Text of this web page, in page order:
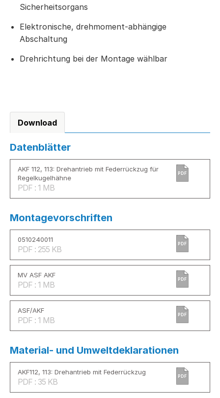
Sicherheitsorgans
Elektronische, drehmoment-abhängige
Abschaltung
Drehrichtung bei der Montage wählbar
Download
Datenblätter
AKF 112, 113: Drehantrieb mit Federrückzug für
Regelkugelhähne
PDF : 1 MB
PDF
Montagevorschriften
0510240011
PDF : 255 KB
PDF
MV ASF AKF
PDF : 1 MB
PDF
ASF/AKF
PDF : 1 MB
PDF
Material- und Umweltdeklarationen
AKF112, 113: Drehantrieb mit Federrückzug
PDF : 35 KB
PDF